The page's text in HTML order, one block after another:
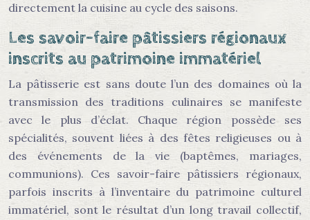
directement la cuisine au cycle des saisons.
Les savoir-faire pâtissiers régionaux
inscrits au patrimoine immatériel
La pâtisserie est sans doute l’un des domaines où la
transmission des traditions culinaires se manifeste
avec le plus d’éclat. Chaque région possède ses
spécialités, souvent liées à des fêtes religieuses ou à
des événements de la vie (baptêmes, mariages,
communions). Ces savoir-faire pâtissiers régionaux,
parfois inscrits à l’inventaire du patrimoine culturel
immatériel, sont le résultat d’un long travail collectif,